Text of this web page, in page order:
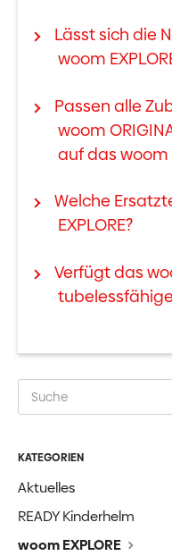
Lässt sich die
woom
Passen alle
woom
auf das woom
Welche
EXPLORE?
Verfügt das
KATEGORIEN
Aktuelles
READY Kinderhelm
woom EXPLORE